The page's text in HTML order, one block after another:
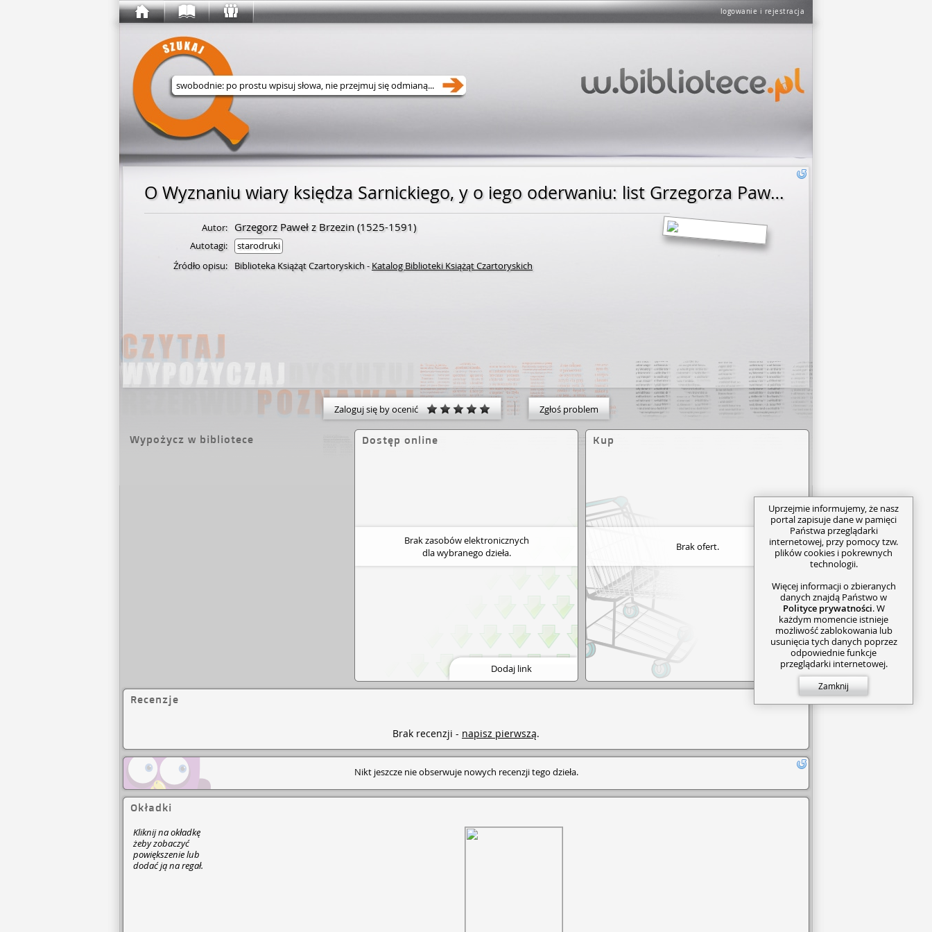
logowanie i rejestracja
Wyszukaj w serwisie
O Wyznaniu wiary księdza Sarnickiego, y o iego oderwaniu: list Grzegorza Pawła do kościołów helweckich wydany, aby braciey pobożney więcey niezwodził
Autor: Grzegorz Paweł z Brzezin(1525-1591)
Autotagi:
starodruki
Źródło opisu:
Biblioteka Książąt Czartoryskich- Katalog Biblioteki Książąt Czartoryskich
Zaloguj się by ocenić Zgłoś problem
Wypożycz w bibliotece Dostęp online
Brak zasobów elektronicznych
dla wybranego dzieła.
Dodaj link
Kup
Brak ofert.
Recenzje
Brak recenzji - napisz pierwszą.
Nikt jeszcze nie obserwuje nowych recenzji tego dzieła.
Okładki
Kliknij na okładkę
żeby zobaczyć
powiększenie lub
dodać ją na regał.
Uprzejmie informujemy, że nasz
portal zapisuje dane w pamięci
Państwa przeglądarki
internetowej, przy pomocy tzw.
plików cookies i pokrewnych
technologii.
Więcej informacji o zbieranych
danych znajdą Państwo w
Polityce prywatności. W
każdym momencie istnieje
możliwość zablokowania lub
usunięcia tych danych poprzez
odpowiednie funkcje
przeglądarki internetowej.
Zamknij